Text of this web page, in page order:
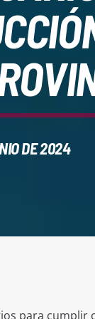
DE 2024
para cumplir